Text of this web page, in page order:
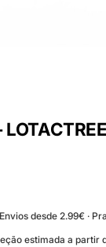
desde 2.99€ ·
estimada a partir